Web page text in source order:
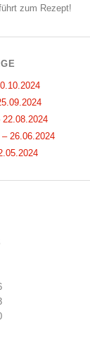
zum Rezept!
26.06.2024